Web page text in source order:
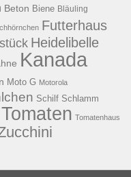
Beton Biene Bläuling
Futterhaus
Heidelibelle
Kanada
Moto G Motorola
Schilf Schlamm
Tomaten Tomatenhaus